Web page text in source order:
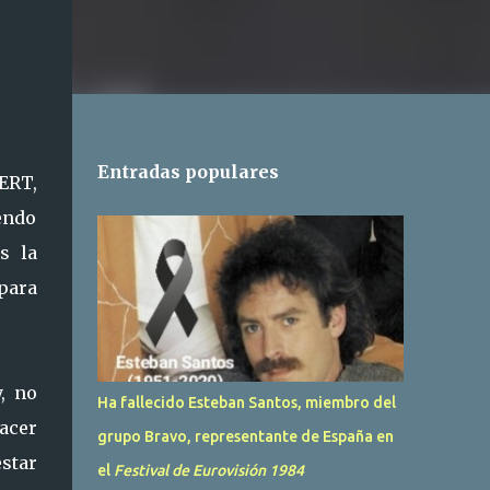
la
no
Entradas populares
Ha fallecido Esteban Santos, miembro del
grupo Bravo, representante de España en
el Festival de Eurovisión 1984